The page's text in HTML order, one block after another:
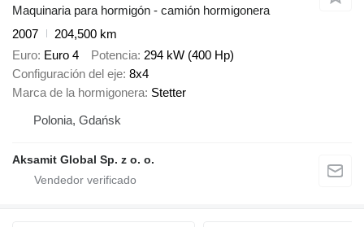
Maquinaria para hormigón - camión hormigonera
2007
204,500 km
Euro Euro 4 Potencia 294 kW (400 Hp)
Configuración del eje 8x4
Marca de la hormigonera Stetter
Polonia, Gdańsk
Aksamit Global Sp. z o. o.